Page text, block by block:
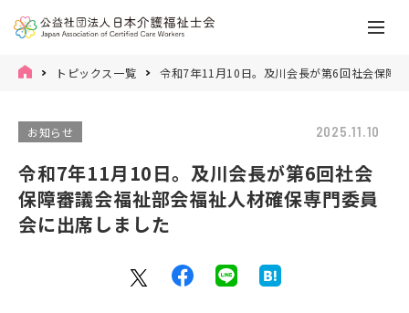
トピックス一覧 令和7年11月10日。及川会長が第6回社会保障
お知らせ 2025.11.10
令和7年11月10日。及川会長が第6回社会
保障審議会福祉部会福祉人材確保専門委員
会に出席しました